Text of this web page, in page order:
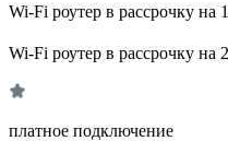
Wi-Fi роутер в рассрочку на
Wi-Fi роутер в рассрочку на
платное подключение